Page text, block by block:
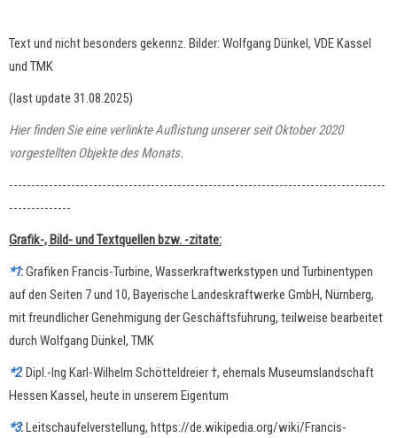
Text und nicht besonders gekennz. Bilder: Wolfgang Dünkel, VDE Kassel
und TMK
(last update 31.08.2025)
Hier finden Sie eine verlinkte Auflistung unserer seit Oktober 2020
vorgestellten Objekte des Monats.
-------------------------------------------------------------------------------------
--------------
Grafik-, Bild- und Textquellen bzw. -zitate:
*1:Grafiken Francis-Turbine, Wasserkraftwerkstypen und Turbinentypen
auf den Seiten 7 und 10, Bayerische Landeskraftwerke GmbH, Nürnberg,
mit freundlicher Genehmigung der Geschäftsführung, teilweise bearbeitet
durch Wolfgang Dünkel, TMK
*2: Dipl.-Ing Karl-Wilhelm Schötteldreier †, ehemals Museumslandschaft
Hessen Kassel, heute in unserem Eigentum
*3:Leitschaufelverstellung, https://de.wikipedia.org/wiki/Francis-